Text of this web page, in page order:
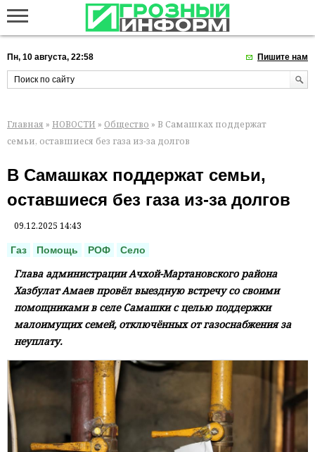
Пн, 10 августа, 22:58 Пишите нам
Главная » НОВОСТИ » Общество » В Самашках поддержат
семьи, оставшиеся без газа из-за долгов
В Самашках поддержат семьи,
оставшиеся без газа из-за долгов
09.12.2025 14:43
Газ Помощь РОФ Село
Глава администрации Ачхой-Мартановского района
Хазбулат Амаев провёл выездную встречу со своими
помощниками в селе Самашки с целью поддержки
малоимущих семей, отключённых от газоснабжения за
неуплату.